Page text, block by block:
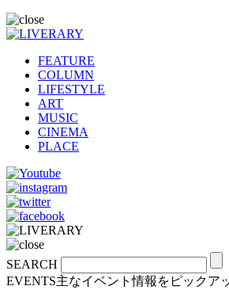
FEATURE
COLUMN
LIFESTYLE
ART
MUSIC
CINEMA
PLACE
SEARCH
EVENTS主なイベント情報をピックア